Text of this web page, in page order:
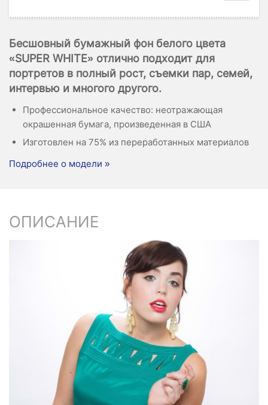
Бесшовный бумажный фон белого цвета
«SUPER WHITE» отлично подходит для
портретов в полный рост, съемки пар, семей,
интервью и многого другого.
Профессиональное качество: неотражающая
окрашенная бумага, произведенная в США
Изготовлен на 75% из переработанных материалов
Подробнее о модели »
ОПИСАНИЕ